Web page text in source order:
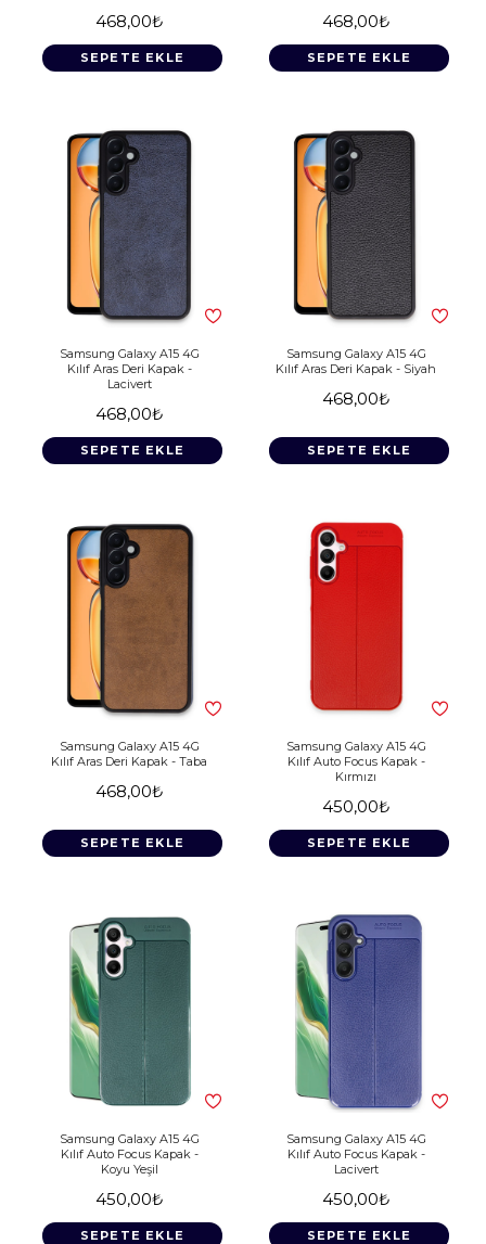
468,00₺
SEPETE EKLE
468,00₺
SEPETE EKLE
Samsung Galaxy A15 4G
Kılıf Aras Deri Kapak -
Lacivert
468,00₺
SEPETE EKLE
Samsung Galaxy A15 4G
Kılıf Aras Deri Kapak - Siyah
468,00₺
SEPETE EKLE
Samsung Galaxy A15 4G
Kılıf Aras Deri Kapak - Taba
468,00₺
SEPETE EKLE
Samsung Galaxy A15 4G
Kılıf Auto Focus Kapak -
Kırmızı
450,00₺
SEPETE EKLE
Samsung Galaxy A15 4G
Kılıf Auto Focus Kapak -
Koyu Yeşil
450,00₺
SEPETE EKLE
Samsung Galaxy A15 4G
Kılıf Auto Focus Kapak -
Lacivert
450,00₺
SEPETE EKLE